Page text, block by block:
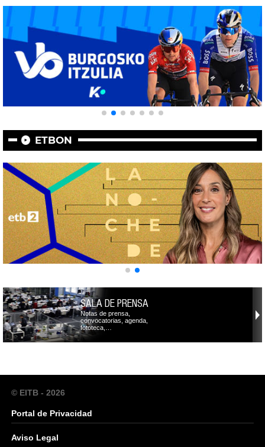
ETBON
SALA DE PRENSA
Notas de prensa,
convocatorias, agenda,
fototeca,…
© EITB - 2026
Portal de Privacidad
Aviso Legal